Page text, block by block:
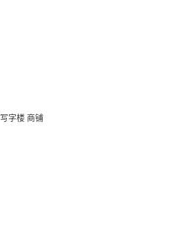
写字楼 商铺